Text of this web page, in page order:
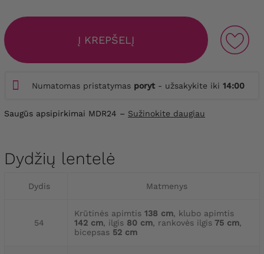
Į KREPŠELĮ
Numatomas pristatymas poryt - užsakykite iki 14:00
Saugūs apsipirkimai MDR24 – Sužinokite daugiau
Dydžių lentelė
Dydis Matmenys
54
Krūtinės apimtis 138 cm, klubo apimtis
142 cm, ilgis 80 cm, rankovės ilgis 75 cm,
bicepsas 52 cm